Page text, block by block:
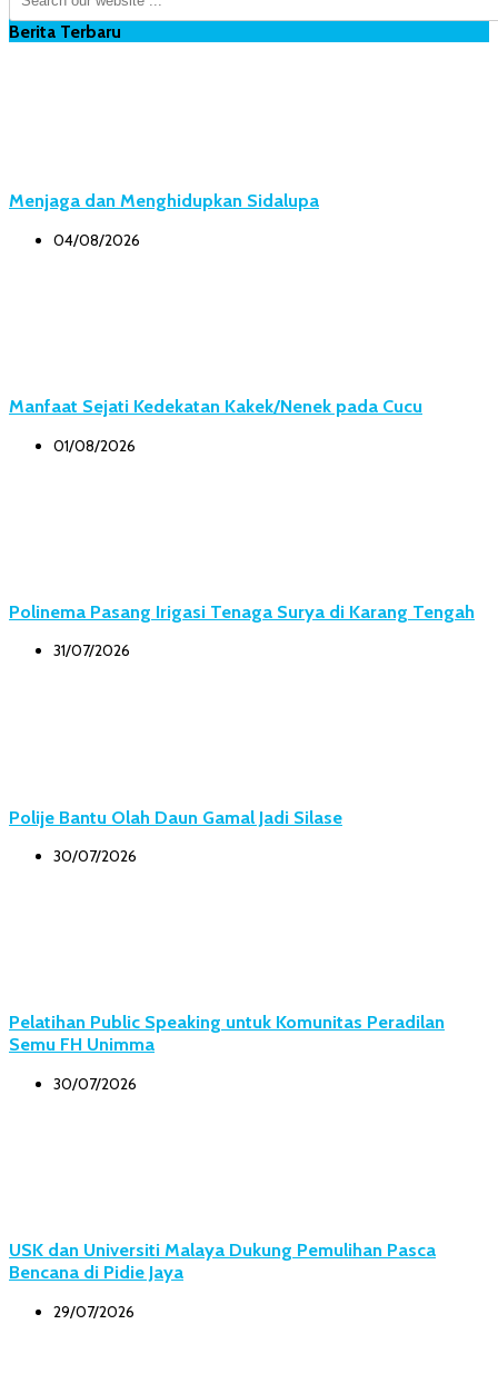
Berita Terbaru
Menjaga dan Menghidupkan Sidalupa
04/08/2026
Manfaat Sejati Kedekatan Kakek/Nenek pada Cucu
01/08/2026
Polinema Pasang Irigasi Tenaga Surya di Karang Tengah
31/07/2026
Polije Bantu Olah Daun Gamal Jadi Silase
30/07/2026
Pelatihan Public Speaking untuk Komunitas Peradilan
Semu FH Unimma
30/07/2026
USK dan Universiti Malaya Dukung Pemulihan Pasca
Bencana di Pidie Jaya
29/07/2026